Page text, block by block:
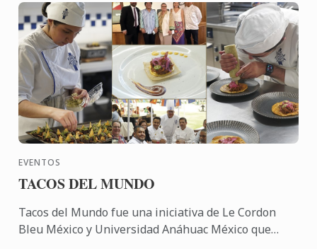
EVENTOS
TACOS DEL MUNDO
Tacos del Mundo fue una iniciativa de Le Cordon
Bleu México y Universidad Anáhuac México que